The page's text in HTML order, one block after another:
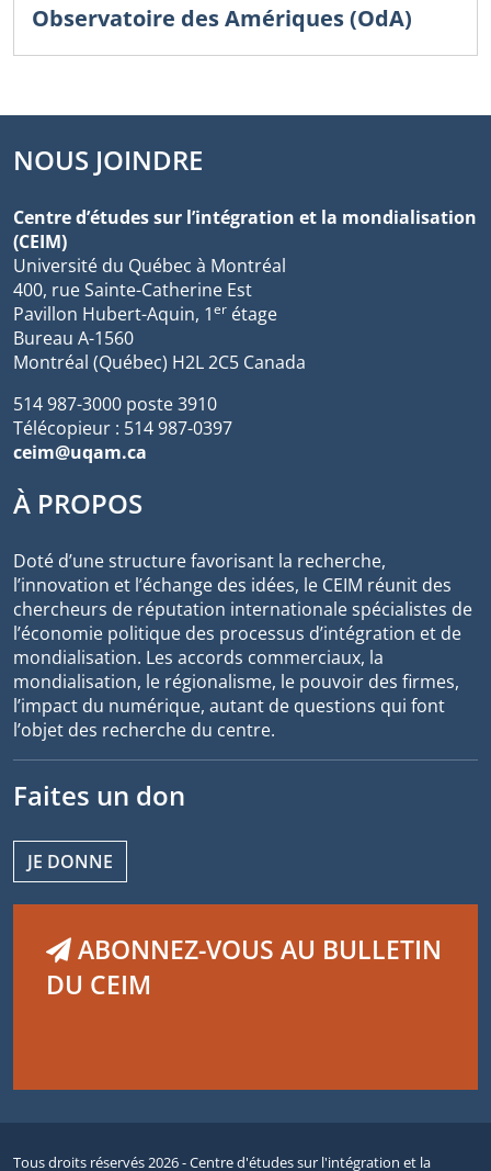
Observatoire des Amériques (OdA)
NOUS JOINDRE
Centre d’études sur l’intégration et la mondialisation
(CEIM)
Université du Québec à Montréal
400, rue Sainte-Catherine Est
Pavillon Hubert-Aquin, 1er étage
Bureau A-1560
Montréal (Québec) H2L 2C5 Canada
514 987-3000 poste 3910
Télécopieur : 514 987-0397
ceim@uqam.ca
À PROPOS
Doté d’une structure favorisant la recherche,
l’innovation et l’échange des idées, le CEIM réunit des
chercheurs de réputation internationale spécialistes de
l’économie politique des processus d’intégration et de
mondialisation. Les accords commerciaux, la
mondialisation, le régionalisme, le pouvoir des firmes,
l’impact du numérique, autant de questions qui font
l’objet des recherche du centre.
Faites un don
JE DONNE
ABONNEZ-VOUS AU BULLETIN
DU CEIM
Tous droits réservés 2026 - Centre d'études sur l'intégration et la